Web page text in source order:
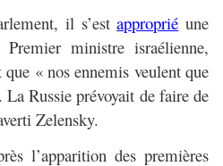
il s’estapproprié une
ministre israélienne,
« nos ennemis veulent que
La Russie prévoyait de faire de
Zelensky.
l’apparition des premières